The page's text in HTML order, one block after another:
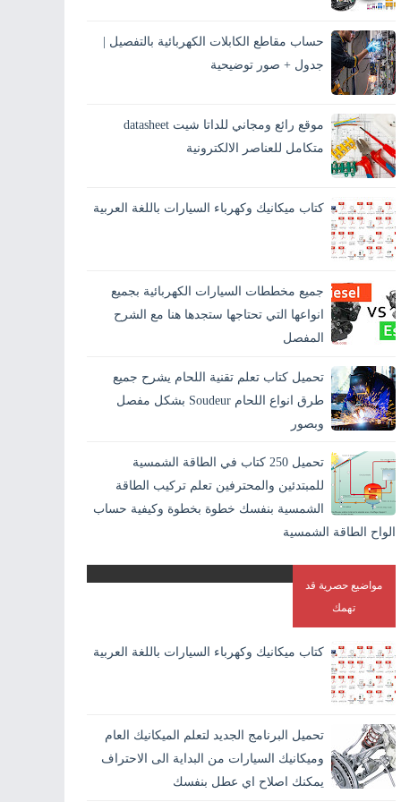
الخاصة بالسيارة، وقد يحدث عطلٍ ما أثناء الطريق
وتكو...
حساب مقاطع الكابلات الكهربائية بالتفصيل |
جدول + صور توضيحية
المنازل أو الكهرباء الصناعية. اختيار مقطع كابل
غير...
موقع رائع ومجاني للداتا شيت datasheet
متكامل للعناصر الالكترونية
كتاب ميكانيك وكهرباء السيارات باللغة العربية
جميع مخططات السيارات الكهربائية بجميع
انواعها التي تحتاجها ستجدها هنا مع الشرح
المفصل
تحميل كتاب تعلم تقنية اللحام يشرح جميع
طرق انواع اللحام Soudeur بشكل مفصل
وبصور
المواد والمعادن في بعضها بشكل دائم. و هو الطريقة الوحيدة
المستقرة لاندم...
تحميل 250 كتاب في الطاقة الشمسية
للمبتدئين والمحترفين تعلم تركيب الطاقة
الشمسية بنفسك خطوة بخطوة وكيفية حساب
الواح الطاقة الشمسية
مواضيع حصرية قد
تهمك
كتاب ميكانيك وكهرباء السيارات باللغة العربية
تحميل البرنامج الجديد لتعلم الميكانيك العام
وميكانيك السيارات من البداية الى الاحتراف
يمكنك اصلاح اي عطل بنفسك